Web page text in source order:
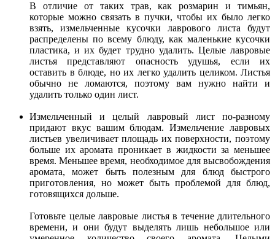
В отличие от таких трав, как розмарин и тимьян,
которые можно связать в пучки, чтобы их было легко
взять, измельченные кусочки лаврового листа будут
распределены по всему блюду, как маленькие кусочки
пластика, и их будет трудно удалить. Целые лавровые
листья представляют опасность удушья, если их
оставить в блюде, но их легко удалить целиком. Листья
обычно не ломаются, поэтому вам нужно найти и
удалить только один лист.
Измельченный и целый лавровый лист по-разному
придают вкус вашим блюдам. Измельчение лавровых
листьев увеличивает площадь их поверхности, поэтому
больше их аромата проникает в жидкости за меньшее
время. Меньшее время, необходимое для высвобождения
аромата, может быть полезным для блюд быстрого
приготовления, но может быть проблемой для блюд,
готовящихся дольше.
Готовьте целые лавровые листья в течение длительного
времени, и они будут выделять лишь небольшое или